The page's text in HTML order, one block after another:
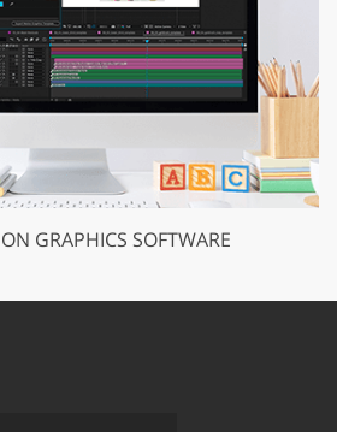
GRAPHICS SOFTWARE